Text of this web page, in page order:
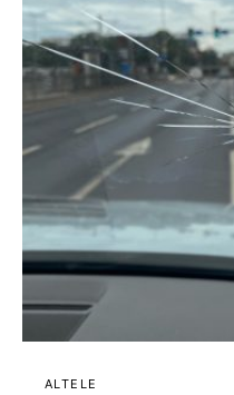
ALTELE